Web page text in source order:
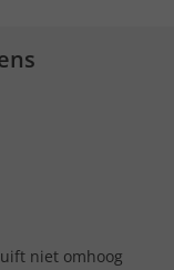
niet omhoog